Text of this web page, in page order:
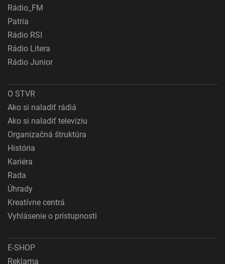
Rádio_FM
Patria
Rádio RSI
Rádio Litera
Rádio Junior
O STVR
Ako si naladiť rádiá
Ako si naladiť televíziu
Organizačná štruktúra
História
Kariéra
Rada
Úhrady
Kreatívne centrá
Vyhlásenie o prístupnosti
E-SHOP
Reklama